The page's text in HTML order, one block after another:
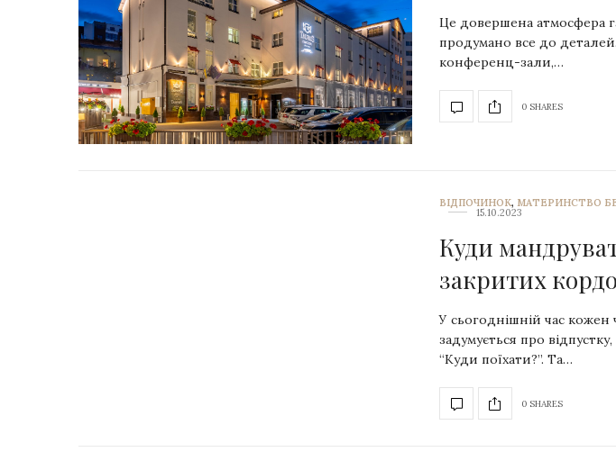
Це довершена атмосфера
продумано все до
конференц-зали,…
0 SHARES
ВІДПОЧИНОК, МАТЕРИНСТВО
15.10.2023
Куди
закритих
У сьогоднішній час кожен
задумується про
“Куди поїхати?”. Та…
0 SHARES